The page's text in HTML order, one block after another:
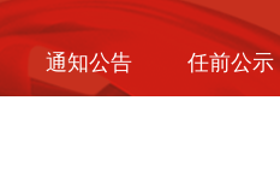
通知公告 任前公示